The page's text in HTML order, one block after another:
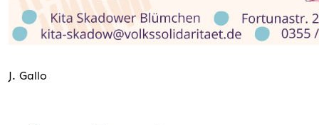
J. Gallo